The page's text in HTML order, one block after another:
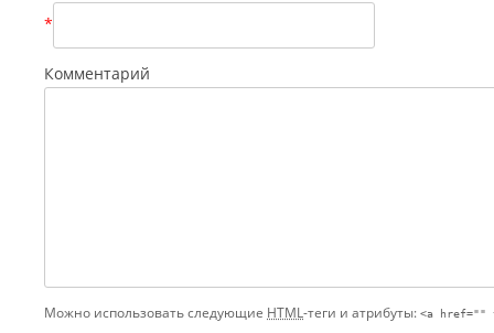
*
Комментарий
Можно использовать следующие HTML-теги и атрибуты: <a href=""